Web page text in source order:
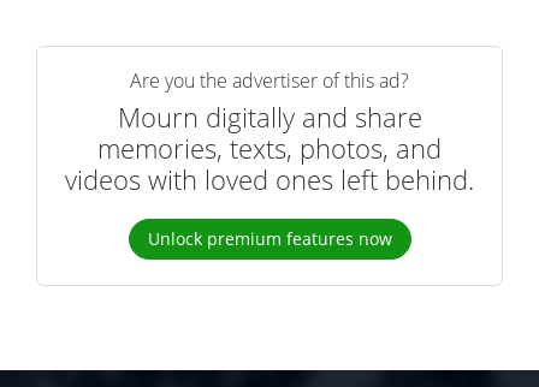
Are you the advertiser of this ad?
Mourn digitally and share
memories, texts, photos, and
videos with loved ones left behind.
Unlock premium features now